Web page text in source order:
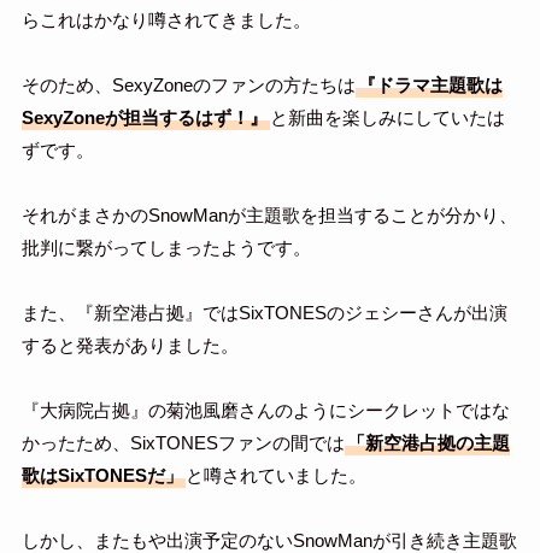
らこれはかなり噂されてきました。
そのため、SexyZoneのファンの方たちは『ドラマ主題歌は
SexyZoneが担当するはず！』と新曲を楽しみにしていたは
ずです。
それがまさかのSnowManが主題歌を担当することが分かり、
批判に繋がってしまったようです。
また、『新空港占拠』ではSixTONESのジェシーさんが出演
すると発表がありました。
『大病院占拠』の菊池風磨さんのようにシークレットではな
かったため、SixTONESファンの間では「新空港占拠の主題
歌はSixTONESだ」と噂されていました。
しかし、またもや出演予定のないSnowManが引き続き主題歌